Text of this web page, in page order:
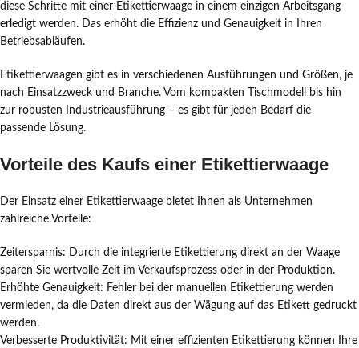
diese Schritte mit einer Etikettierwaage in einem einzigen Arbeitsgang
erledigt werden. Das erhöht die Effizienz und Genauigkeit in Ihren
Betriebsabläufen.
Etikettierwaagen gibt es in verschiedenen Ausführungen und Größen, je
nach Einsatzzweck und Branche. Vom kompakten Tischmodell bis hin
zur robusten Industrieausführung – es gibt für jeden Bedarf die
passende Lösung.
Vorteile des Kaufs einer Etikettierwaage
Der Einsatz einer Etikettierwaage bietet Ihnen als Unternehmen
zahlreiche Vorteile:
Zeitersparnis: Durch die integrierte Etikettierung direkt an der Waage
sparen Sie wertvolle Zeit im Verkaufsprozess oder in der Produktion.
Erhöhte Genauigkeit: Fehler bei der manuellen Etikettierung werden
vermieden, da die Daten direkt aus der Wägung auf das Etikett gedruckt
werden.
Verbesserte Produktivität: Mit einer effizienten Etikettierung können Ihre